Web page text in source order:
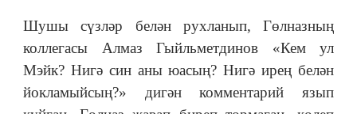
Шушы сүзләр белән рухланып, Гөлназның
коллегасы Алмаз Гыйльметдинов «Кем ул
Мэйк? Нигә син аны юасың? Нигә ирең белән
йокламыйсың?» дигән комментарий язып